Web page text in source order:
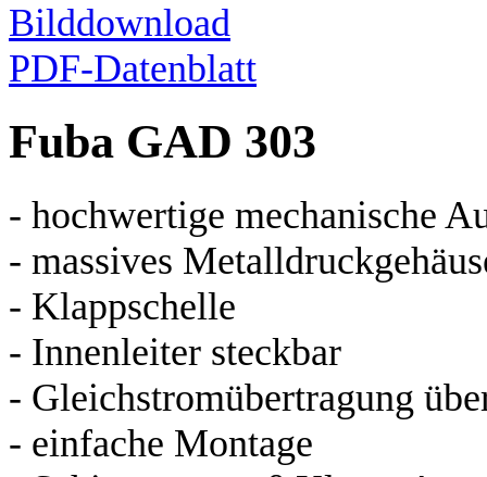
Bilddownload
PDF-Datenblatt
Fuba GAD 303
- hochwertige mechanische
- massives
- Klappschelle
- Innenleiter steckbar
- Gleichstromübertragung
- einfache Montage